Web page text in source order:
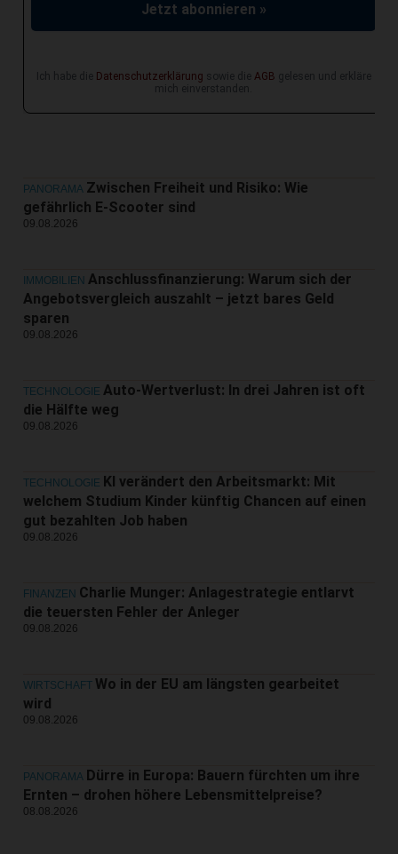
Jetzt abonnieren »
Ich habe die Datenschutzerklärung sowie die AGB gelesen und erkläre
mich einverstanden.
PANORAMA Zwischen Freiheit und Risiko: Wie
gefährlich E-Scooter sind
09.08.2026
IMMOBILIEN Anschlussfinanzierung: Warum sich der
Angebotsvergleich auszahlt – jetzt bares Geld
sparen
09.08.2026
TECHNOLOGIE Auto-Wertverlust: In drei Jahren ist oft
die Hälfte weg
09.08.2026
TECHNOLOGIE KI verändert den Arbeitsmarkt: Mit
welchem Studium Kinder künftig Chancen auf einen
gut bezahlten Job haben
09.08.2026
FINANZEN Charlie Munger: Anlagestrategie entlarvt
die teuersten Fehler der Anleger
09.08.2026
WIRTSCHAFT Wo in der EU am längsten gearbeitet
wird
09.08.2026
PANORAMA Dürre in Europa: Bauern fürchten um ihre
Ernten – drohen höhere Lebensmittelpreise?
08.08.2026